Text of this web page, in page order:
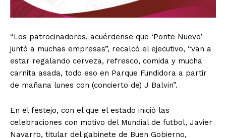
“Los patrocinadores, acuérdense que ‘Ponte Nuevo’
juntó a muchas empresas”, recalcó el ejecutivo, “van a
estar regalando cerveza, refresco, comida y mucha
carnita asada, todo eso en Parque Fundidora a partir
de mañana lunes con (concierto de) J Balvin”.
En el festejo, con el que el estado inició las
celebraciones con motivo del Mundial de futbol, Javier
Navarro, titular del gabinete de Buen Gobierno,